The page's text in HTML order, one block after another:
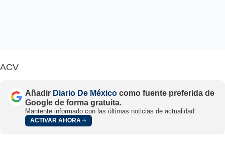
ACV
Añadir Diario De México como fuente preferida de
Google de forma gratuita.
Mantente informado con las últimas noticias de actualidad.
ACTIVAR AHORA